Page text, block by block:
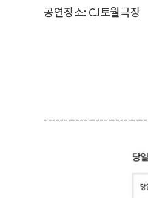
공연장소: CJ토월극장